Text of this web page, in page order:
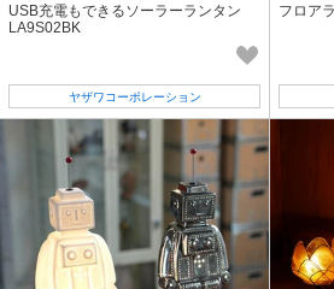
USB充電もできるソーラーランタン
LA9S02BK
ヤザワコーポレーション
フロア